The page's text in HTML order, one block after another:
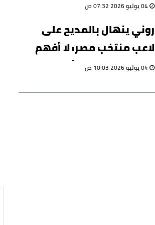
كأس العالم بعد تغلبها على
غانا
04 يوليو 2026 07:32 ص
روني ينهال بالمديح على
لاعب منتخب مصر: لا أفهم
لماذا لا يلعب في أوروبا؟
04 يوليو 2026 10:03 ص